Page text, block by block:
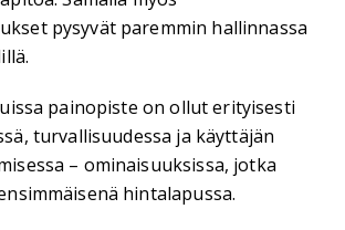
pysyvät paremmin hallinnassa
painopiste on ollut erityisesti
turvallisuudessa ja käyttäjän
– ominaisuuksissa, jotka
hintalapussa.